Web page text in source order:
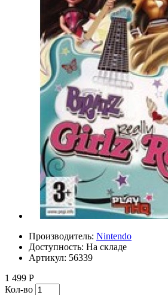
Производитель: Nintendo
Доступность: На складе
Артикул: 56339
1 499 Р
Кол-во